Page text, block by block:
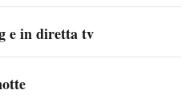
e in diretta tv